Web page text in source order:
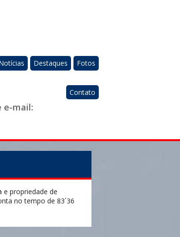
Destaques Fotos
Contato
e-mail:
e propriedade de
no tempo de 83´36